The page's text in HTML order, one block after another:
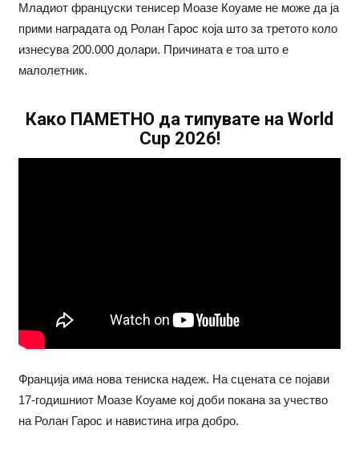
Младиот француски тенисер Моазе Коуаме не може да ја
прими наградата од Ролан Гарос која што за третото коло
изнесува 200.000 долари. Причината е тоа што е
малолетник.
Како ПАМЕТНО да типувате на World
Cup 2026!
Франција има нова тениска надеж. На сцената се појави
17-годишниот Моазе Коуаме кој доби покана за учество
на Ролан Гарос и навистина игра добро.